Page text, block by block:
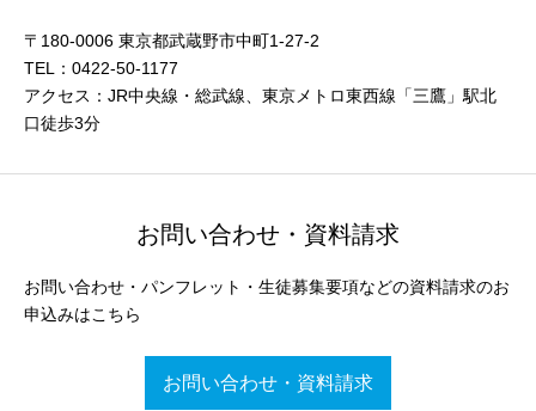
〒180-0006 東京都武蔵野市中町1-27-2
TEL：0422-50-1177
アクセス：JR中央線・総武線、東京メトロ東西線「三鷹」駅北
口徒歩3分
お問い合わせ・資料請求
お問い合わせ・パンフレット・生徒募集要項などの資料請求のお
申込みはこちら
お問い合わせ・資料請求